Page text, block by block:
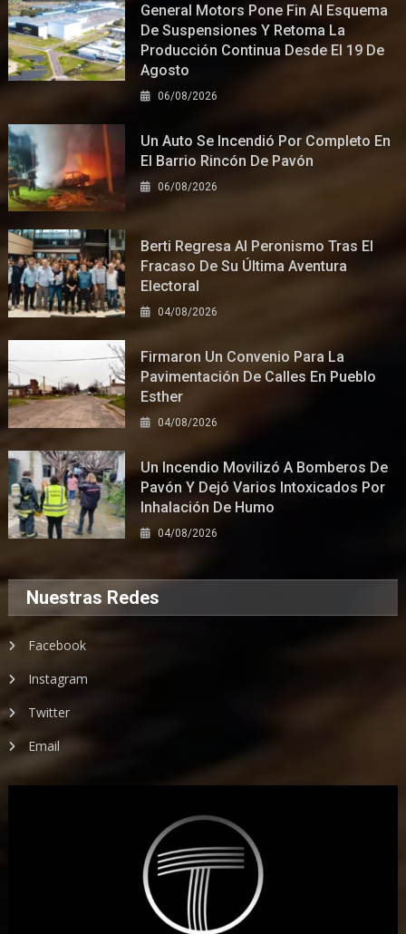
General Motors Pone Fin Al Esquema
De Suspensiones Y Retoma La
Producción Continua Desde El 19 De
Agosto
06/08/2026
Un Auto Se Incendió Por Completo En
El Barrio Rincón De Pavón
06/08/2026
Berti Regresa Al Peronismo Tras El
Fracaso De Su Última Aventura
Electoral
04/08/2026
Firmaron Un Convenio Para La
Pavimentación De Calles En Pueblo
Esther
04/08/2026
Un Incendio Movilizó A Bomberos De
Pavón Y Dejó Varios Intoxicados Por
Inhalación De Humo
04/08/2026
Nuestras Redes
Facebook
Instagram
Twitter
Email